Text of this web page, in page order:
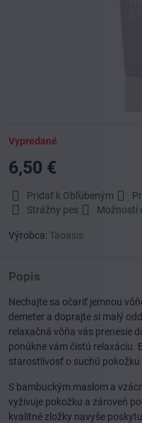
Vypredané
6,50 €
Pridať k Obľúbeným
Strážny pes
Možnosti
Výrobca: Taoasis
Popis
Nechajte sa očariť jemnou
demeter a doprajte si malý
relaxačná vôňa vás prenesie
ponúkne vám čistú relaxáciu.
starostlivosť o suchú pokožku
S bambuckým maslom a
vyživuje pokožku a zároveň
kvalitné zložky navyše